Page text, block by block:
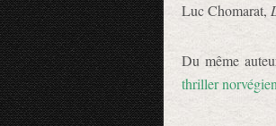
Luc Chomarat,
Du même
thriller norvégien